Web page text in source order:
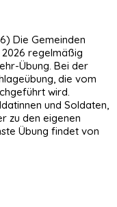
Die Gemeinden
2026 regelmäßig
Übung. Bei der
die vom
wird.
und Soldaten,
zu den eigenen
Übung findet von